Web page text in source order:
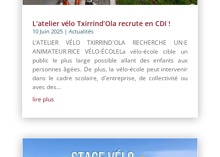
L’atelier vélo Txirrind’Ola recrute en CDI !
10 Juin 2025| Actualités
L’ATELIER VÉLO TXIRRIND'OLA RECHERCHE UN·E
ANIMATEUR.RICE VÉLO-ÉCOLELa vélo-école cible un
public le plus large possible allant des enfants aux
personnes âgées. De plus, la vélo-école peut intervenir
dans le cadre scolaire, d'entreprise, de collectivité ou
avec des...
lire plus